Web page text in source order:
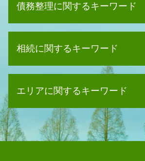
債務整理に関するキーワード
個人再生 奨学金
任意整理 無職
任意整理 賃貸契約
債務整理 任意整理 自己破産
債務整理 保証人
債務整理 デメリット 家族
債務整理 任意整理とは
相続に関するキーワード
相続 司法書士
空き家 相続放棄
相続放棄手続き 司法書士
相続 登記
エリアに関するキーワード
相続 司法書士熊取町
相続 司法書士 忠岡町